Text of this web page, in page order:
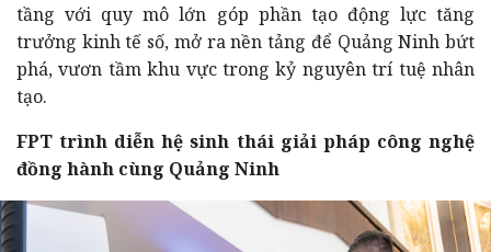
tầng với quy mô lớn góp phần tạo động lực tăng
trưởng kinh tế số, mở ra nền tảng để Quảng Ninh bứt
phá, vươn tầm khu vực trong kỷ nguyên trí tuệ nhân
tạo.
FPT trình diễn hệ sinh thái giải pháp công nghệ
đồng hành cùng Quảng Ninh